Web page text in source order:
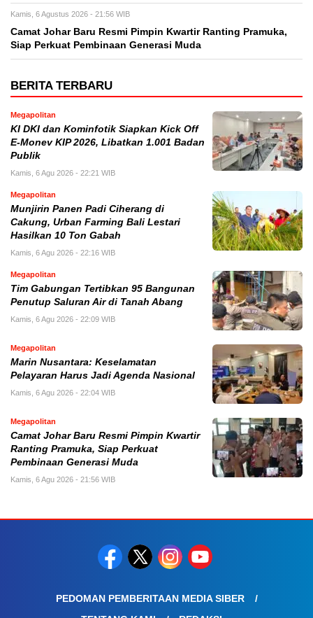
Kamis, 6 Agustus 2026 - 21:56 WIB
Camat Johar Baru Resmi Pimpin Kwartir Ranting Pramuka,
Siap Perkuat Pembinaan Generasi Muda
BERITA TERBARU
Megapolitan
KI DKI dan Kominfotik Siapkan Kick Off
E-Monev KIP 2026, Libatkan 1.001 Badan
Publik
Kamis, 6 Agu 2026 - 22:21 WIB
Megapolitan
Munjirin Panen Padi Ciherang di
Cakung, Urban Farming Bali Lestari
Hasilkan 10 Ton Gabah
Kamis, 6 Agu 2026 - 22:16 WIB
Megapolitan
Tim Gabungan Tertibkan 95 Bangunan
Penutup Saluran Air di Tanah Abang
Kamis, 6 Agu 2026 - 22:09 WIB
Megapolitan
Marin Nusantara: Keselamatan
Pelayaran Harus Jadi Agenda Nasional
Kamis, 6 Agu 2026 - 22:04 WIB
Megapolitan
Camat Johar Baru Resmi Pimpin Kwartir
Ranting Pramuka, Siap Perkuat
Pembinaan Generasi Muda
Kamis, 6 Agu 2026 - 21:56 WIB
PEDOMAN PEMBERITAAN MEDIA SIBER